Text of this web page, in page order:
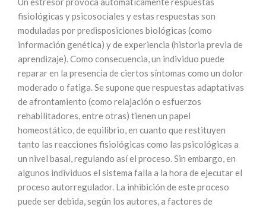
fisiológicas y psicosociales y estas respuestas son
moduladas por predisposiciones biológicas (como
información genética) y de experiencia (historia previa de
aprendizaje). Como consecuencia, un individuo puede
reparar en la presencia de ciertos síntomas como un dolor
moderado o fatiga. Se supone que respuestas adaptativas
de afrontamiento (como relajación o esfuerzos
rehabilitadores, entre otras) tienen un papel
homeostático, de equilibrio, en cuanto que restituyen
tanto las reacciones fisiológicas como las psicológicas a
un nivel basal, regulando así el proceso. Sin embargo, en
algunos individuos el sistema falla a la hora de ejecutar el
proceso autorregulador. La inhibición de este proceso
puede ser debida, según los autores, a factores de